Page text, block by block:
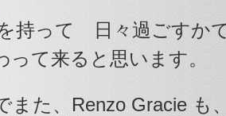
持って 日々過ごすか
って来ると思います。
また、Renzo Gracie も